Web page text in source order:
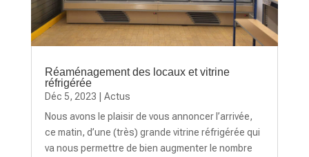
Réaménagement des locaux et vitrine
réfrigérée
Déc 5, 2023
Actus
Nous avons le plaisir de vous annoncer l’arrivée,
ce matin, d’une (très) grande vitrine réfrigérée qui
va nous permettre de bien augmenter le nombre